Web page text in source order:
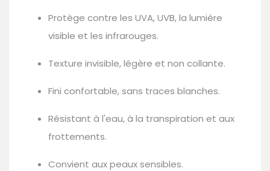
Protège contre les UVA, UVB, la lumière
visible et les infrarouges.
Texture invisible, légère et non collante.
Fini confortable, sans traces blanches.
Résistant à l'eau, à la transpiration et aux
frottements.
Convient aux peaux sensibles.